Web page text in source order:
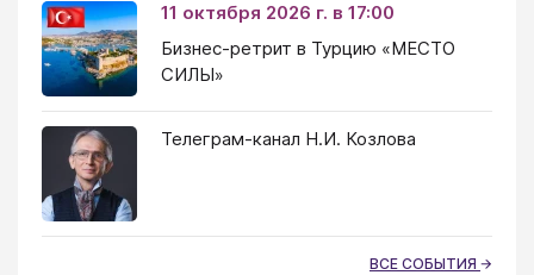
11 октября 2026 г. в 17:00
Бизнес-ретрит в Турцию «МЕСТО
СИЛЫ»
Телеграм-канал Н.И. Козлова
ВСЕ СОБЫТИЯ